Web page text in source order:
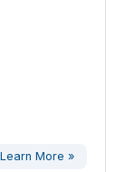
Learn More »